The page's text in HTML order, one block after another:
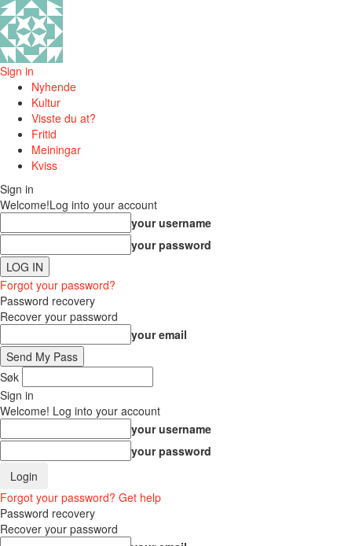
Sign in
Nyhende
Kultur
Visste du at?
Fritid
Meiningar
Kviss
Sign in
Welcome!Log into your account
your username
your password
Forgot your password?
Password recovery
Recover your password
your email
Søk
Sign in
Welcome! Log into your account
your username
your password
Forgot your password? Get help
Password recovery
Recover your password